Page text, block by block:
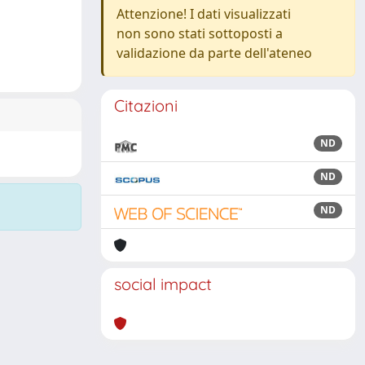
Attenzione! I dati visualizzati
non sono stati sottoposti a
validazione da parte dell'ateneo
Citazioni
ND
ND
ND
social impact